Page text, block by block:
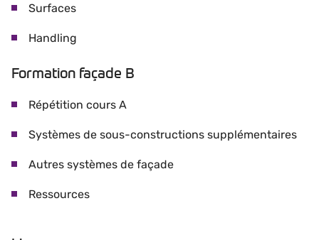
Surfaces
Handling
Formation façade B
Répétition cours A
Systèmes de sous-constructions supplémentaires
Autres systèmes de façade
Ressources